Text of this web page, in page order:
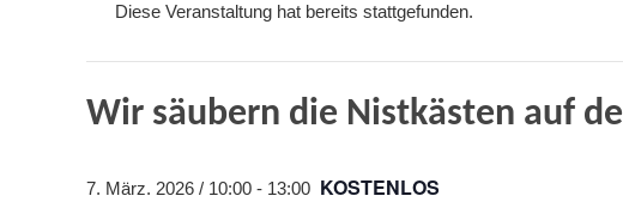
Diese Veranstaltung hat bereits stattgefunden.
Wir säubern die Nistkästen auf
7. März. 2026 / 10:00 - 13:00 KOSTENLOS